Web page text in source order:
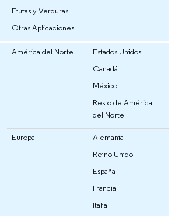
Frutas y Verduras
Otras Aplicaciones
América del Norte
Estados Unidos
Canadá
México
Resto de América
del Norte
Europa
Alemania
Reino Unido
España
Francia
Italia